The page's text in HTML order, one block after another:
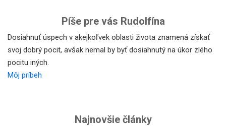
Píše pre vás Rudolfína
Dosiahnuť úspech v akejkoľvek oblasti života znamená získať
svoj dobrý pocit, avšak nemal by byť dosiahnutý na úkor zlého
pocitu iných.
Môj príbeh
Najnovšie články